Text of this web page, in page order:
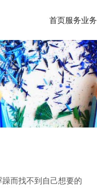
首页服务业务
而找不到自己想要的